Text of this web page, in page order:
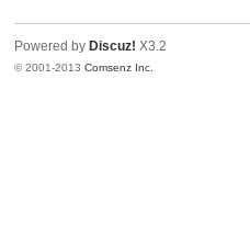
Powered by Discuz! X3.2
© 2001-2013Comsenz Inc.